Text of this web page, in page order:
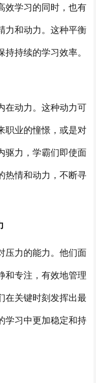
效学习的同时，也有
力和动力。这种平衡
持续的学习效率。
在动力。这种动力可
职业的憧憬，或是对
驱力，学霸们即使面
热情和动力，不断寻
压力的能力。他们面
和专注，有效地管理
在关键时刻发挥出最
学习中更加稳定和持